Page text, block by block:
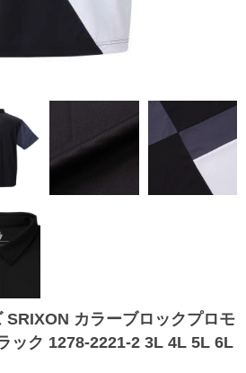
SRIXON カラーブロックプロモ
ック 1278-2221-2 3L 4L 5L 6L